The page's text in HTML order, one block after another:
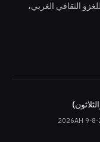
الثقافي الغربي،